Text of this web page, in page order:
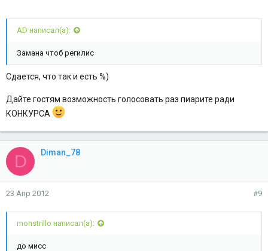
AD написал(а):
Замана чтоб регилис
Сдается, что так и есть %)
Дайте гостям возможность голосовать раз пиарите ради
КОНКУРСА
D Diman_78
23 Апр 2012 #9
monstrillo написал(а):
до мисс